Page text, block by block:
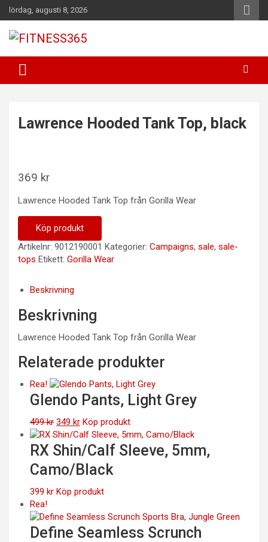
Hoppa
till
innehåll
lördag, augusti 8, 2026
FITNESS365
Lawrence Hooded Tank Top, black
369 kr
Lawrence Hooded Tank Top från Gorilla Wear
Köp produkt
Artikelnr: 9012190001 Kategorier: Campaigns, sale, sale-
tops Etikett: Gorilla Wear
Beskrivning
Beskrivning
Lawrence Hooded Tank Top från Gorilla Wear
Relaterade produkter
Rea!
Glendo Pants, Light Grey
499kr Det
ursprungliga
priset
var:
499 kr.
349 krDet
nuvarande
priset
är:
349 kr.
Köp produkt
RX Shin/Calf Sleeve, 5mm,
Camo/Black
399 kr Köp produkt
Rea!
Define Seamless Scrunch